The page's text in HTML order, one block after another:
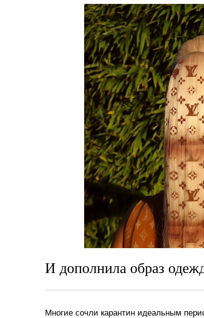
И дополнила образ
Многие сочли карантин идеальным